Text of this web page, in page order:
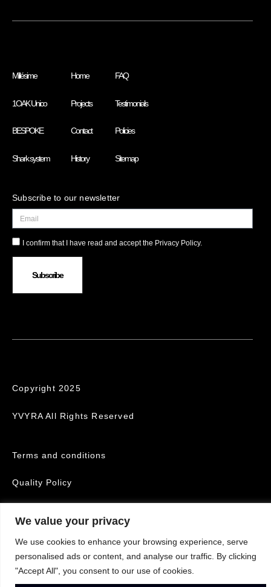
We value your privacy
We use cookies to enhance your browsing experience, serve
personalised ads or content, and analyse our traffic. By clicking
"Accept All", you consent to our use of cookies.
Millésime
1OAK Unico
BESPOKE
Shark system
Home
Projects
Contact
History
FAQ
Testimonials
Policies
Sitemap
Subscribe to our newsletter
I confirm that I have read and accept the Privacy Policy.
Subscribe
Copyright 2025
YVYRA All Rights Reserved
Terms and conditions
Quality Policy